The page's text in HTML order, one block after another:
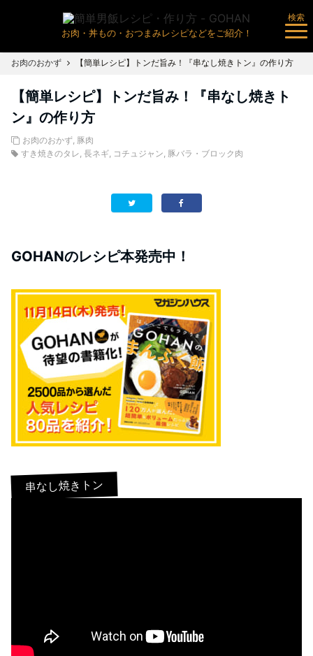
お肉・丼もの・おつまみレシピなどをご紹介！
検索
お肉のおかず 【簡単レシピ】トンだ旨み！『串なし焼きトン』の作り方
【簡単レシピ】トンだ旨み！『串なし焼きト
ン』の作り方
お肉のおかず, 豚肉
すき焼きのタレ, 長ネギ, コチュジャン, 豚バラ・ブロック肉
GOHANのレシピ本発売中！
串なし焼きトン